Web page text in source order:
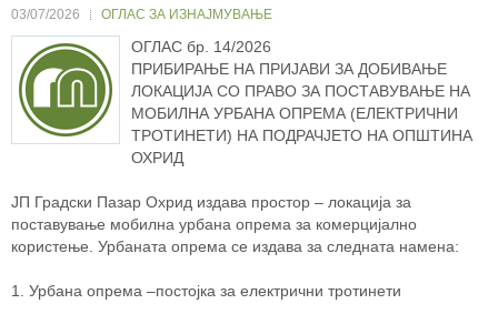
03/07/2026 ОГЛАС ЗА ИЗНАЈМУВАЊЕ
ОГЛАС бр. 14/2026
ПРИБИРАЊЕ НА ПРИЈАВИ ЗА ДОБИВАЊЕ
ЛОКАЦИЈА СО ПРАВО ЗА ПОСТАВУВАЊЕ НА
МОБИЛНА УРБАНА ОПРЕМА (ЕЛЕКТРИЧНИ
ТРОТИНЕТИ) НА ПОДРАЧЈЕТО НА ОПШТИНА
ОХРИД
ЈП Градски Пазар Охрид издава простор – локација за
поставување мобилна урбана опрема за комерцијално
користење. Урбаната опрема се издава за следната намена:
1. Урбана oпpeмa –постојка за електрични тротинети